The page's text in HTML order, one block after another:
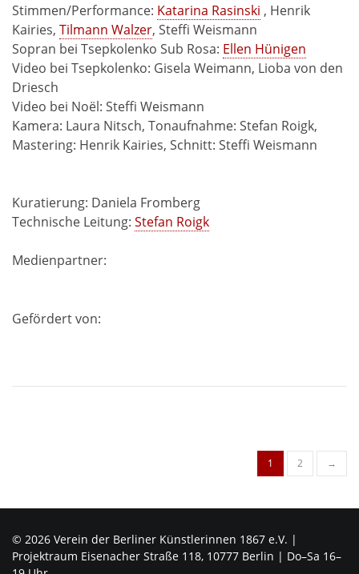
Stimmen/Performance: Katarina Rasinski , Henrik
Kairies, Tilmann Walzer, Steffi Weismann
Sopran bei Tsepkolenko Sub Rosa: Ellen Hünigen
Video bei Tsepkolenko: Gisela Weimann, Lioba von den
Driesch
Video bei Noël: Steffi Weismann
Kamera: Laura Nitsch, Tonaufnahme: Stefan Roigk,
Mastering: Henrik Kairies, Schnitt: Steffi Weismann
Kuratierung: Daniela Fromberg
Technische Leitung: Stefan Roigk
Medienpartner:
Gefördert von:
1 2 →
© 2026 Verein der Berliner Künstlerinnen 1867 e.V. |
Projektraum Eisenacher Straße 118, 10777 Berlin | Do–Sa 16–